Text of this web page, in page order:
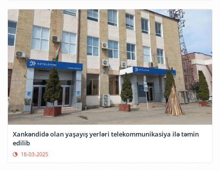
Xankəndidə olan yaşayış yerləri telekommunikasiya ilə təmin
edilib
18-03-2025